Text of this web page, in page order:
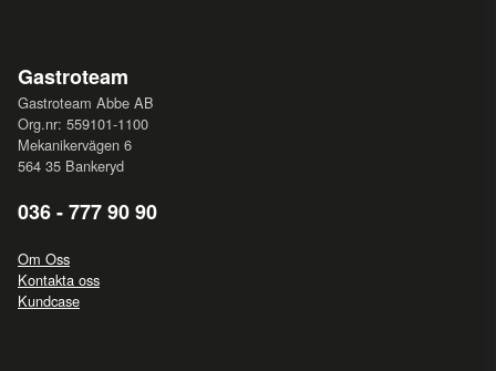
Gastroteam
Gastroteam Abbe AB
Org.nr: 559101-1100
Mekanikervägen 6
564 35 Bankeryd
036 - 777 90 90
Om Oss
Kontakta oss
Kundcase